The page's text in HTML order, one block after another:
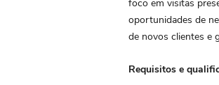
foco em visitas
oportunidades de
de novos clientes e
Requisitos e